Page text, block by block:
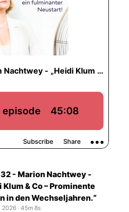
- Marion Nachtwey -
Klum & Co – Prominente
in den Wechseljahren.“
2026 ‧ 45m 8s